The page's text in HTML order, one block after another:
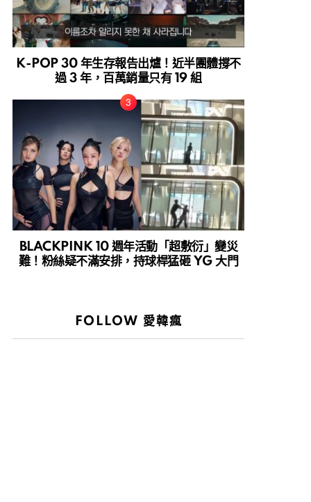
K-POP 30 年生存報告出爐！近半團體撐不
過 3 年，百萬銷量只有 19 組
BLACKPINK 10 週年活動「超敷衍」變災
難！粉絲疑不滿安排，持球桿猛砸 YG 大門
FOLLOW 愛韓瘋